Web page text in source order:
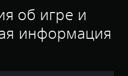
н
к
:
об игре и
информация